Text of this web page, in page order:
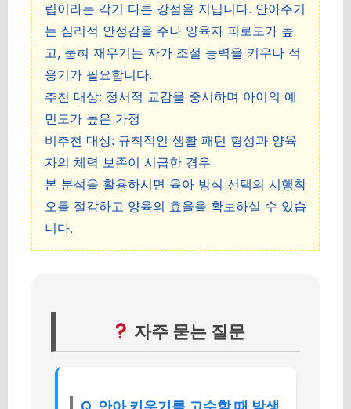
립이라는 각기 다른 강점을 지닙니다. 안아주기
는 심리적 안정감을 주나 양육자 피로도가 높
고, 눕혀 재우기는 자가 조절 능력을 키우나 적
응기가 필요합니다.
추천 대상: 정서적 교감을 중시하며 아이의 예
민도가 높은 가정
비추천 대상: 규칙적인 생활 패턴 형성과 양육
자의 체력 보존이 시급한 경우
본 분석을 활용하시면 육아 방식 선택의 시행착
오를 절감하고 양육의 효율을 확보하실 수 있습
니다.
자주 묻는 질문